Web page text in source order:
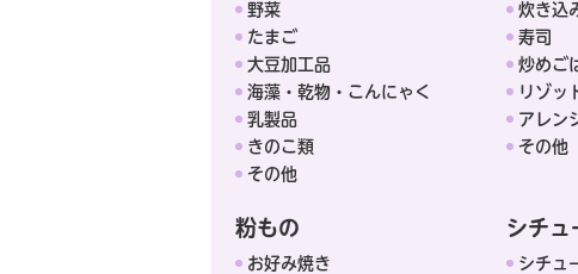
野菜
たまご
大豆加工品
海藻・乾物・こんにゃく
乳製品
きのこ類
その他
炊き込
寿司
炒めご
リゾッ
アレン
その他
粉もの
お好み焼き
シチュ
シチュ